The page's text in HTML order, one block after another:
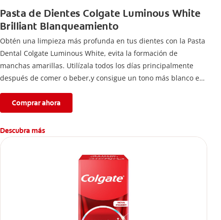
Pasta de Dientes Colgate Luminous White
Brilliant Blanqueamiento
Obtén una limpieza más profunda en tus dientes con la Pasta
Dental Colgate Luminous White, evita la formación de
manchas amarillas. Utilízala todos los días principalmente
después de comer o beber,y consigue un tono más blanco en
Comprar ahora
Descubra más